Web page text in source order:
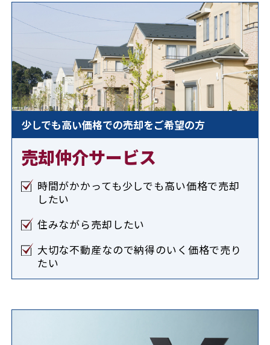
少しでも高い価格での売却をご希望の方
売却仲介サービス
時間がかかっても少しでも高い価格で売却
したい
住みながら売却したい
大切な不動産なので納得のいく価格で売り
たい